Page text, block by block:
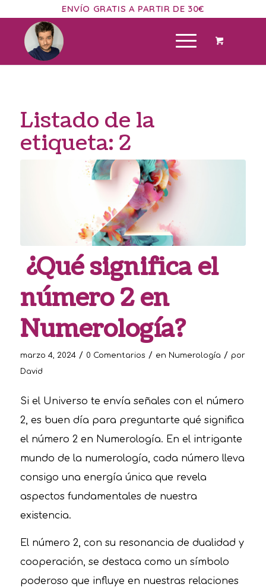
ENVÍO GRATIS A PARTIR DE 30€
Listado de la
etiqueta: 2
¿Qué significa el
número 2 en
Numerología?
marzo 4, 2024 / 0 Comentarios / en Numerología / por
David
Si el Universo te envía señales con el número
2, es buen día para preguntarte qué significa
el número 2 en Numerología. En el intrigante
mundo de la numerología, cada número lleva
consigo una energía única que revela
aspectos fundamentales de nuestra
existencia.
El número 2, con su resonancia de dualidad y
cooperación, se destaca como un símbolo
poderoso que influye en nuestras relaciones